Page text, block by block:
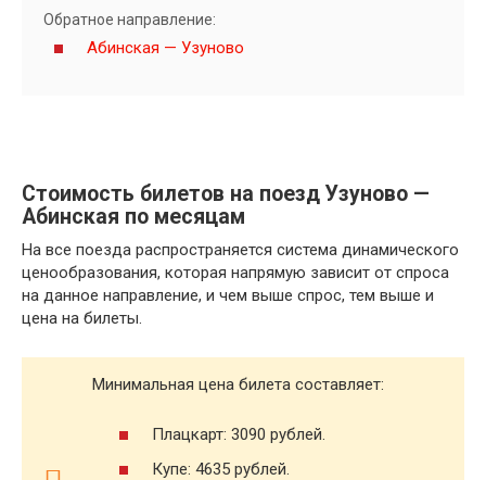
Обратное направление:
Абинская — Узуново
Стоимость билетов на поезд Узуново —
Абинская по месяцам
На все поезда распространяется система динамического
ценообразования, которая напрямую зависит от спроса
на данное направление, и чем выше спрос, тем выше и
цена на билеты.
Минимальная цена билета составляет:
Плацкарт: 3090 рублей.
Купе: 4635 рублей.